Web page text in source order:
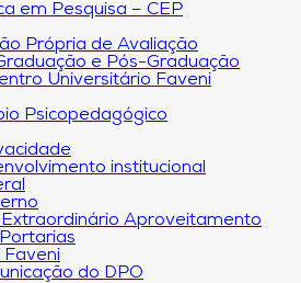
em Pesquisa – CEP
Própria de Avaliação
e Pós-Graduação
Universitário Faveni
Psicopedagógico
institucional
Aproveitamento
Faveni
do DPO